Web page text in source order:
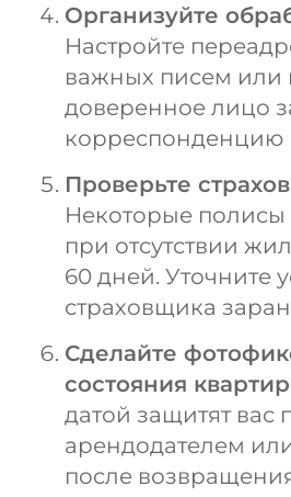
Организуйте
Настройте
важных писем или
доверенное лицо
корреспонденцию
Проверьте
Некоторые полисы
при отсутствии
60 дней. Уточните
страховщика
Сделайте
состояния
датой защитят вас
арендодателем
после